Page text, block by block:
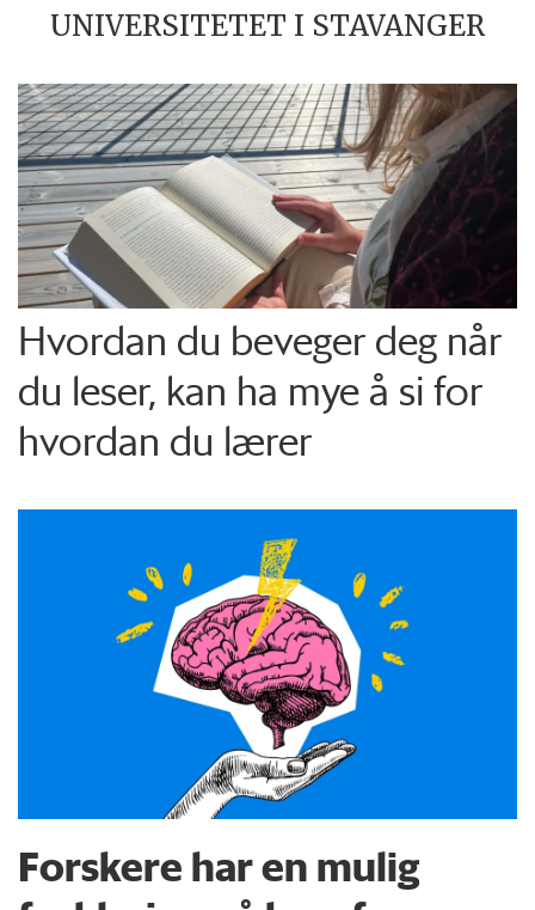
UNIVERSITETET I STAVANGER
Hvordan du beveger deg når
du leser, kan ha mye å si for
hvordan du lærer
Forskere har en mulig